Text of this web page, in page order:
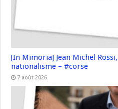
[In Mimoria] Jean Michel
nationalisme – #corse
7 août 2026